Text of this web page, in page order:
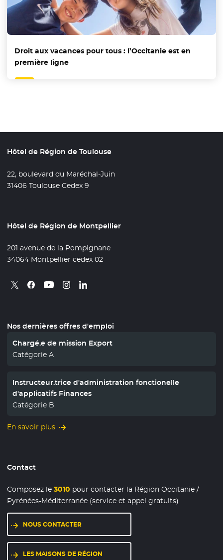
Droit aux vacances pour tous : l’Occitanie est en
première ligne
Hôtel de Région de Toulouse
22, boulevard du Maréchal-Juin
31406 Toulouse Cedex 9
Hôtel de Région de Montpellier
201 avenue de la Pompignane
34064 Montpellier cedex 02
Retrouvez nous sur X
- Nouvelle fenêtre
Retrouvez nous sur Facebook
- Nouvelle fenêtre
Retrouvez nous sur Youtube
- Nouvelle fenêtre
Retrouvez nous sur Instagram
- Nouvelle fenêtre
Retrouvez nous sur Linkedin
- Nouvelle fenêtre
Nos dernières offres d'emploi
Chargé.e de mission Export
Catégorie A
Instructeur.trice d'administration fonctionelle
d'applicatifs Finances
Catégorie B
En savoir plus
Contact
Composez le3010 pour contacter la Région Occitanie /
Pyrénées-Méditerranée (service et appel gratuits)
NOUS CONTACTER
LES MAISONS DE RÉGION